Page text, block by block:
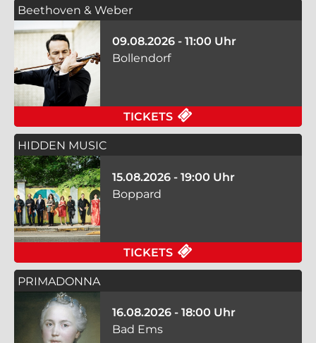
Beethoven & Weber
09.08.2026 - 11:00 Uhr
Bollendorf
TICKETS
HIDDEN MUSIC
15.08.2026 - 19:00 Uhr
Boppard
TICKETS
PRIMADONNA
16.08.2026 - 18:00 Uhr
Bad Ems